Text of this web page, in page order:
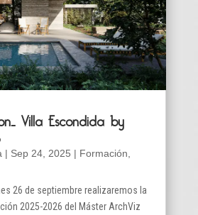
Villa Escondida by
| Sep 24, 2025 | Formación
26 de septiembre realizaremos la
2025-2026 del Máster ArchViz